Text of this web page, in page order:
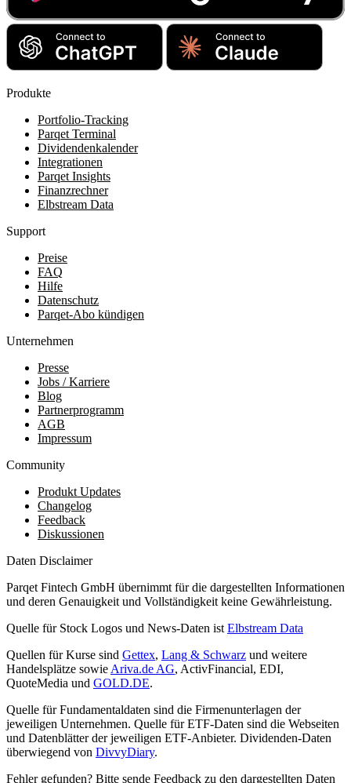
Produkte
Portfolio-Tracking
Parqet Terminal
Dividendenkalender
Integrationen
Parqet Insights
Finanzrechner
Elbstream Data
Support
Preise
FAQ
Hilfe
Datenschutz
Parqet-Abo kündigen
Unternehmen
Presse
Jobs / Karriere
Blog
Partnerprogramm
AGB
Impressum
Community
Produkt Updates
Changelog
Feedback
Diskussionen
Daten Disclaimer
Parqet Fintech GmbH übernimmt für die dargestellten Informationen
und deren Genauigkeit und Vollständigkeit keine Gewährleistung.
Quelle für Stock Logos und News-Daten ist Elbstream Data
Quellen für Kurse sind Gettex, Lang & Schwarz und weitere
Handelsplätze sowie Ariva.de AG, ActivFinancial, EDI,
QuoteMedia und GOLD.DE.
Quelle für Fundamentaldaten sind die Firmenunterlagen der
jeweiligen Unternehmen. Quelle für ETF-Daten sind die Webseiten
und Datenblätter der jeweiligen ETF-Anbieter. Dividenden-Daten
überwiegend von DivvyDiary.
Fehler gefunden? Bitte sende Feedback zu den dargestellten Daten